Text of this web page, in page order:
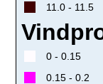
11.0 - 11.5
0 - 0.15
0.15 - 0.2